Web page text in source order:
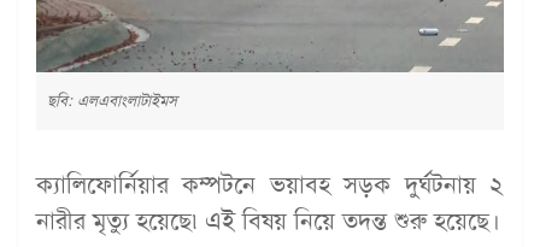
ছবি: এলএবাংলাটাইমস
ক্যালিফোর্নিয়ার কম্পটনে ভয়াবহ সড়ক দুর্ঘটনায় ২
নারীর মৃত্যু হয়েছে৷ এই বিষয় নিয়ে তদন্ত শুরু হয়েছে।